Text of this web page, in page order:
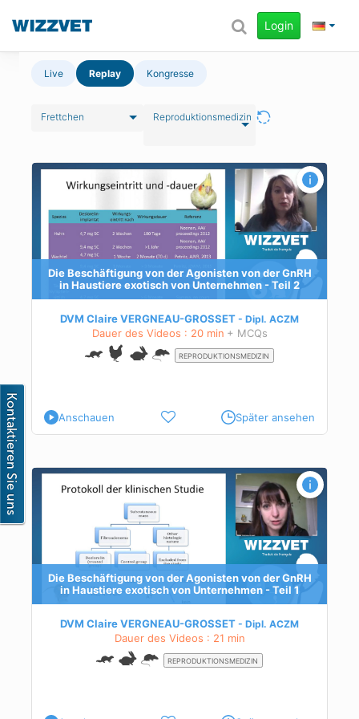
Login
Live Replay Kongresse
Frettchen Reproduktionsmedizin
Die Beschäftigung von der Agonisten von der GnRH
in Haustiere exotisch von Unternehmen - Teil 2
DVM Claire VERGNEAU-GROSSET Dipl. ACZM
Dauer des Videos : 20 min + MCQs
REPRODUKTIONSMEDIZIN
Anschauen Später ansehen
Die Beschäftigung von der Agonisten von der GnRH
in Haustiere exotisch von Unternehmen - Teil 1
DVM Claire VERGNEAU-GROSSET Dipl. ACZM
Dauer des Videos : 21 min
REPRODUKTIONSMEDIZIN